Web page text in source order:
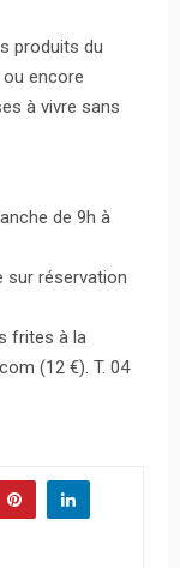
produits du
encore
à vivre sans
de 9h à
sur réservation
frites à la
(12 €). T. 04